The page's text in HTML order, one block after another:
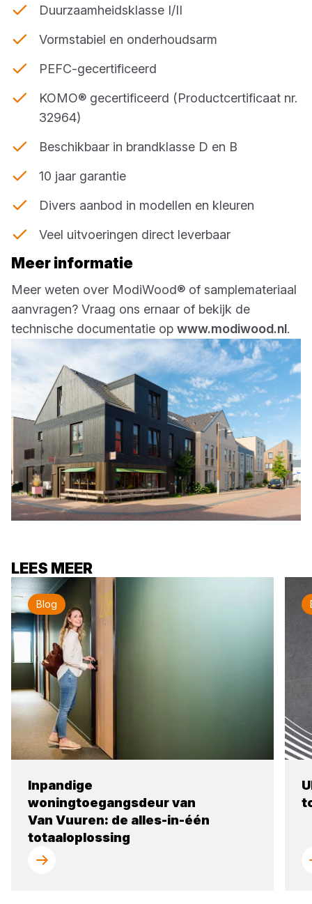
Duurzaamheidsklasse I/II
Vormstabiel en onderhoudsarm
PEFC-gecertificeerd
KOMO® gecertificeerd (Productcertificaat nr.
32964)
Beschikbaar in brandklasse D en B
10 jaar garantie
Divers aanbod in modellen en kleuren
Veel uitvoeringen direct leverbaar
Meer informatie
Meer weten over ModiWood® of samplemateriaal
aanvragen? Vraag ons ernaar of bekijk de
technische documentatie op www.modiwood.nl.
LEES MEER
Blog
Inpandige
woningtoegangsdeur van
Van Vuuren: de alles-in-één
totaaloplossing